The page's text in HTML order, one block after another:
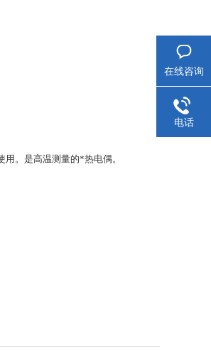
用。是高温测量的*热电偶。
在线咨询
电话